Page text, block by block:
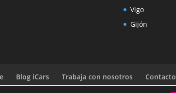
Vigo
Gijón
Blog iCars Trabaja con nosotros Contacto